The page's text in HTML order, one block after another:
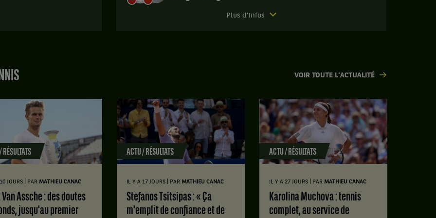
gagne
Set
:
6
jeux
3.
Set
2
:
En-
Shuo
Liang,
Taïwan
,
et
Xinyu
Wang,
gagnent
le
match
Plus d'infos
JOURS PAR MATHIEU CANAC
jusqu'au premier
ACTU / RÉSULTATS
IL Y A 17 JOURS PAR MATHIEU CANAC
Stefanos Tsitsipas : « Ça
m'emplit de confiance et de
ACTU / RÉSULTATS
IL Y A 27 JOURS PAR MATHIEU CANAC
Karolina Muchova : tennis
complet, au service de
VOIR TOUTE L'ACTUALITÉ